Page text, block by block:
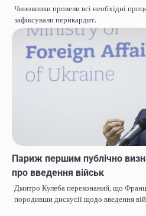
Чиновники провели всі необхідні
зафіксували перикардит.
Париж першим публічно
про введення військ
Дмитро Кулеба переконаний, що
породивши дискусії щодо введення